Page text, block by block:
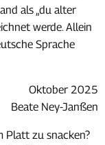
als „du alter
werde. Allein
Sprache
Oktober 2025
Beate Ney-Janßen
Platt zu snacken?